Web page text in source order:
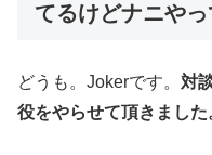
てるけどナニや
どうも。Jokerです。 対
役をやらせて頂きました